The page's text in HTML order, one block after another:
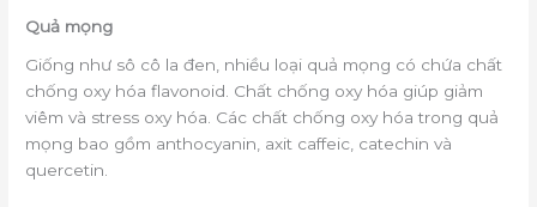
Quả mọng
Giống như sô cô la đen, nhiều loại quả mọng có chứa chất
chống oxy hóa flavonoid. Chất chống oxy hóa giúp giảm
viêm và stress oxy hóa. Các chất chống oxy hóa trong quả
mọng bao gồm anthocyanin, axit caffeic, catechin và
quercetin.